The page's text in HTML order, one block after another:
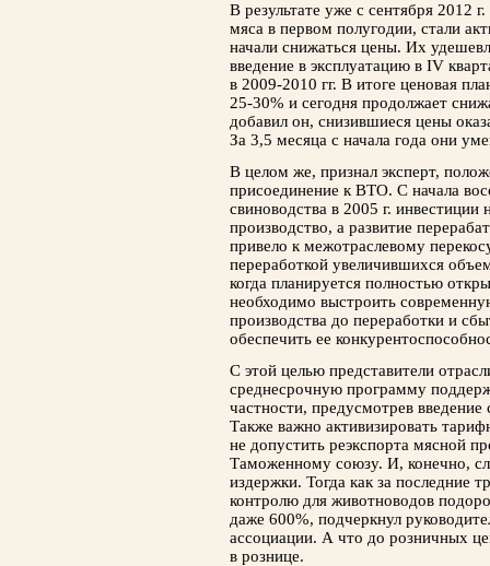
В результате уже с сентября 2012
мяса в первом полугодии, стали
начали снижаться цены. Их
введение в эксплуатацию в IV
в 2009-2010 гг. В итоге ценовая
25-30% и сегодня продолжает
добавил он, снизившиеся цены
За 3,5 месяца с начала года они
В целом же, признал эксперт,
присоединение к ВТО. С начала
свиноводства в 2005 г. инвестиции
производство, а развитие
привело к межотраслевому
переработкой увеличившихся
когда планируется полностью
необходимо выстроить
производства до переработки и
обеспечить ее
С этой целью представители
среднесрочную программу
частности, предусмотрев
Также важно активизировать
не допустить реэкспорта мясной
Таможенному союзу. И, конечно,
издержки. Тогда как за последние
контролю для животноводов
даже 600%, подчеркнул
ассоциации. А что до розничных
в рознице.